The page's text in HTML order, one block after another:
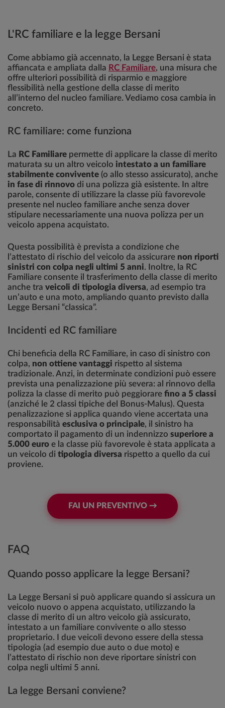
L'RC familiare e la legge Bersani
Come abbiamo già accennato, la Legge Bersani è stata
affiancata e ampliata dalla RC Familiare, una misura che
offre ulteriori possibilità di risparmio e maggiore
flessibilità nella gestione della classe di merito
all’interno del nucleo familiare. Vediamo cosa cambia in
concreto.
RC familiare: come funziona
La RC Familiare permette di applicare la classe di merito
maturata su un altro veicolo intestato a un familiare
stabilmente convivente (o allo stesso assicurato), anche
in fase di rinnovo di una polizza già esistente. In altre
parole, consente di utilizzare la classe più favorevole
presente nel nucleo familiare anche senza dover
stipulare necessariamente una nuova polizza per un
veicolo appena acquistato.
Questa possibilità è prevista a condizione che
l’attestato di rischio del veicolo da assicurare non riporti
sinistri con colpa negli ultimi 5 anni. Inoltre, la RC
Familiare consente il trasferimento della classe di merito
anche tra veicoli di tipologia diversa, ad esempio tra
un’auto e una moto, ampliando quanto previsto dalla
Legge Bersani “classica”.
Incidenti ed RC familiare
Chi beneficia della RC Familiare, in caso di sinistro con
colpa, non ottiene vantaggi rispetto al sistema
tradizionale. Anzi, in determinate condizioni può essere
prevista una penalizzazione più severa: al rinnovo della
polizza la classe di merito può peggiorare fino a 5 classi
(anziché le 2 classi tipiche del Bonus-Malus). Questa
penalizzazione si applica quando viene accertata una
responsabilità esclusiva o principale, il sinistro ha
comportato il pagamento di un indennizzo superiore a
5.000 euro e la classe più favorevole è stata applicata a
un veicolo di tipologia diversa rispetto a quello da cui
proviene.
FAI UN PREVENTIVO →
FAQ
Quando posso applicare la legge Bersani?
La Legge Bersani si può applicare quando si assicura un
veicolo nuovo o appena acquistato, utilizzando la
classe di merito di un altro veicolo già assicurato,
intestato a un familiare convivente o allo stesso
proprietario. I due veicoli devono essere della stessa
tipologia (ad esempio due auto o due moto) e
l’attestato di rischio non deve riportare sinistri con
colpa negli ultimi 5 anni.
La legge Bersani conviene?